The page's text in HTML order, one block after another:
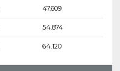
47.609
54.874
64.120